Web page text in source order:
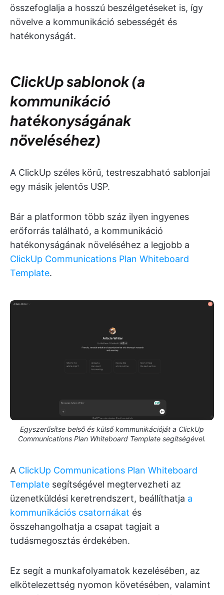
összefoglalja a hosszú beszélgetéseket is, így
növelve a kommunikáció sebességét és
hatékonyságát.
ClickUp sablonok (a
kommunikáció
hatékonyságának
növeléséhez)
A ClickUp széles körű, testreszabható sablonjai
egy másik jelentős USP.
Bár a platformon több száz ilyen ingyenes
erőforrás található, a kommunikáció
hatékonyságának növeléséhez a legjobb a
ClickUp Communications Plan Whiteboard
Template.
Egyszerűsítse belső és külső kommunikációját a ClickUp
Communications Plan Whiteboard Template segítségével.
A ClickUp Communications Plan Whiteboard
Template segítségével megtervezheti az
üzenetküldési keretrendszert, beállíthatja a
kommunikációs csatornákat és
összehangolhatja a csapat tagjait a
tudásmegosztás érdekében.
Ez segít a munkafolyamatok kezelésében, az
elkötelezettség nyomon követésében, valamint